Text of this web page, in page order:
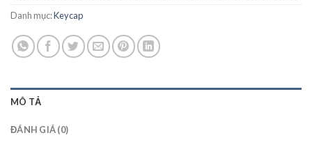
Danh mục:Keycap
MÔ TẢ
ĐÁNH GIÁ (0)